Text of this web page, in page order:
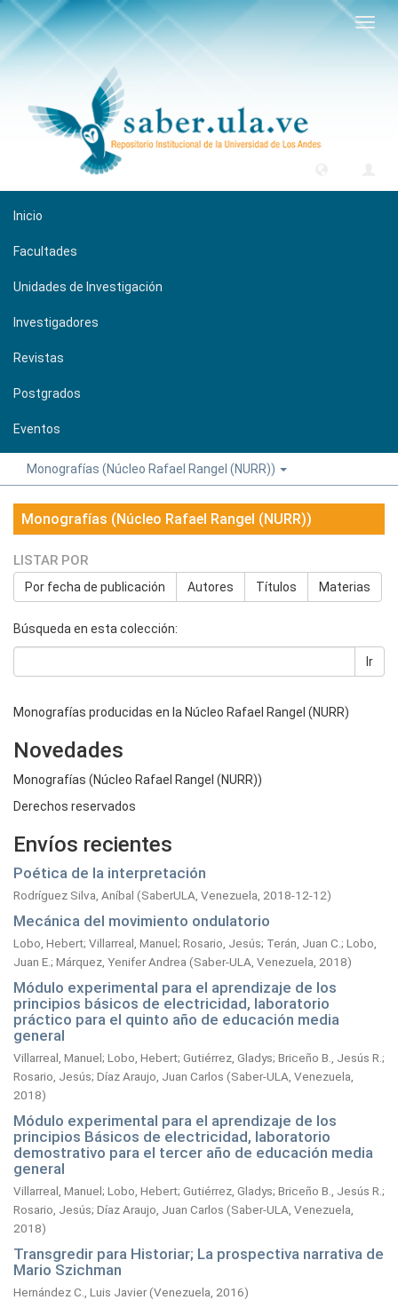
Inicio
Facultades
Unidades de Investigación
Investigadores
Revistas
Postgrados
Eventos
Monografías (Núcleo Rafael Rangel (NURR))
Monografías (Núcleo Rafael Rangel (NURR))
LISTAR POR
Por fecha de publicación Autores Títulos Materias
Búsqueda en esta colección:
Ir
Monografías producidas en la Núcleo Rafael Rangel (NURR)
Novedades
Monografías (Núcleo Rafael Rangel (NURR))
Derechos reservados
Envíos recientes
Poética de la interpretación
Rodríguez Silva, Aníbal (SaberULA, Venezuela, 2018-12-12)
Mecánica del movimiento ondulatorio
Lobo, Hebert; Villarreal, Manuel; Rosario, Jesús; Terán, Juan C. ; Lobo,
Juan E.; Márquez, Yenifer Andrea (Saber-ULA, Venezuela, 2018)
Módulo experimental para el aprendizaje de los
principios básicos de electricidad, laboratorio
práctico para el quinto año de educación media
general
Villarreal, Manuel; Lobo, Hebert; Gutiérrez, Gladys; Briceño B., Jesús R. ;
Rosario, Jesús; Díaz Araujo, Juan Carlos (Saber-ULA, Venezuela,
2018)
Módulo experimental para el aprendizaje de los
principios Básicos de electricidad, laboratorio
demostrativo para el tercer año de educación media
general
Villarreal, Manuel; Lobo, Hebert; Gutiérrez, Gladys; Briceño B., Jesús R. ;
Rosario, Jesús; Díaz Araujo, Juan Carlos (Saber-ULA, Venezuela,
2018)
Transgredir para Historiar; La prospectiva narrativa de
Mario Szichman
Hernández C., Luis Javier(Venezuela, 2016)